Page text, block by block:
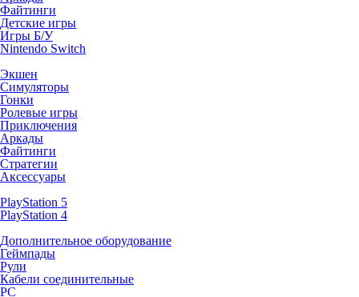
Файтинги
Детские игры
Игры Б/У
Nintendo Switch
Экшен
Симуляторы
Гонки
Ролевые игры
Приключения
Аркады
Файтинги
Стратегии
Аксессуары
PlayStation 5
PlayStation 4
Дополнительное оборудование
Геймпады
Рули
Кабели соединительные
PC